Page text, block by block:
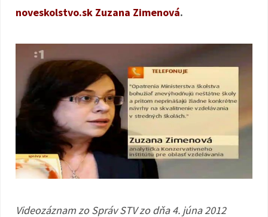
noveskolstvo.sk Zuzana Zimenová.
Videozáznam zo Správ STV zo dňa 4. júna 2012